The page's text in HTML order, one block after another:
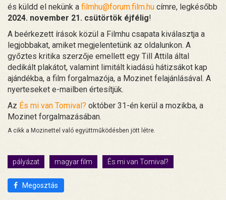
és küldd el nekünk a filmhu@forum.film.hu címre, legkésőbb
2024. november 21. csütörtök éjfélig!
A beérkezett írások közül a Filmhu csapata kiválasztja a
legjobbakat, amiket megjelentetünk az oldalunkon. A
győztes kritika szerzője emellett egy Till Attila által
dedikált plakátot, valamint limitált kiadású hátizsákot kap
ajándékba, a film forgalmazója, a Mozinet felajánlásával. A
nyerteseket e-mailben értesítjük.
Az És mi van Tomival? október 31-én kerül a mozikba, a
Mozinet forgalmazásában.
A cikk a Mozinettel való együttműködésben jött létre.
pályázat magyar film És mi van Tomival?
Megosztás